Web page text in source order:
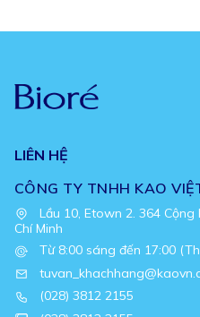
LIÊN HỆ
CÔNG TY TNHH KAO
Lầu 10, Etown 2. 364
Chí Minh
Từ 8:00 sáng đến 17:00
(028) 3812 2155